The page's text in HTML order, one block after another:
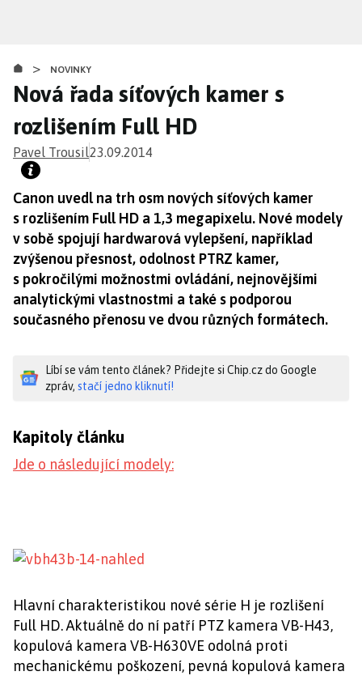
obsahu
> NOVINKY
Nová řada síťových kamer s
rozlišením Full HD
Pavel Trousil23.09.2014
Canon uvedl na trh osm nových síťových kamer
s rozlišením Full HD a 1,3 megapixelu. Nové modely
v sobě spojují hardwarová vylepšení, například
zvýšenou přesnost, odolnost PTRZ kamer,
s pokročilými možnostmi ovládání, nejnovějšími
analytickými vlastnostmi a také s podporou
současného přenosu ve dvou různých formátech.
Líbí se vám tento článek? Přidejte si Chip.cz do Google
zpráv, stačí jedno kliknutí!
Kapitoly článku
Jde o následující modely:
Hlavní charakteristikou nové série H je rozlišení
Full HD. Aktuálně do ní patří PTZ kamera VB-H43,
kopulová kamera VB-H630VE odolná proti
mechanickému poškození, pevná kopulová kamera